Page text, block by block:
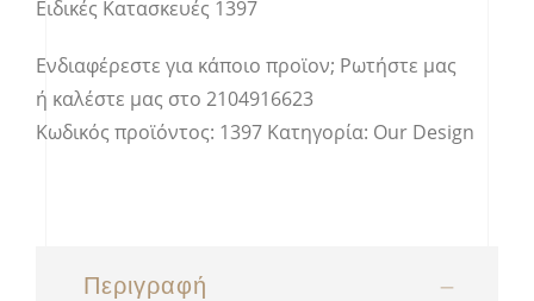
Ειδικές Κατασκευές 1397
Ενδιαφέρεστε για κάποιο προϊον; Ρωτήστε μας
ή καλέστε μας στο 2104916623
Κωδικός προϊόντος: 1397 Κατηγορία: Our Design
Περιγραφή